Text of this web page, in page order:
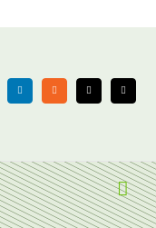
LinkedIn Rss X Email